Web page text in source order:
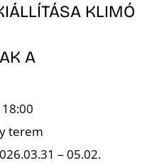
KLIMÓ
A
terem
– 05.02.